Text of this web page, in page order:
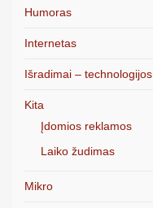
Humoras
Internetas
Išradimai – technologijos
Kita
Įdomios reklamos
Laiko žudimas
Mikro